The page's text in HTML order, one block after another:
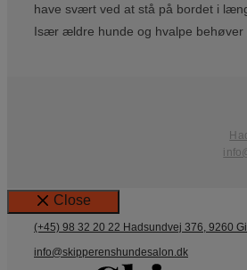
have svært ved at stå på bordet i
Især ældre hunde og hvalpe behøver
Close
(+45) 98 32 20 22 Hadsundvej 376, 9260
info@skipperenshundesalon.dk